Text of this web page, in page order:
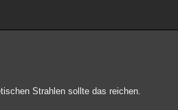
Strahlen sollte das reichen.